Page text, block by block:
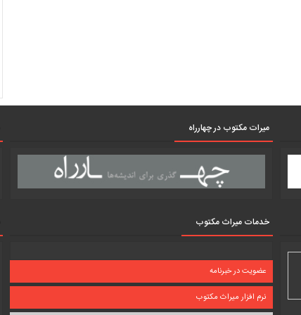
میرات مکتوب در چهارراه
خدمات میراث مکتوب
عضویت در خبرنامه
نرم افزار میراث مکتوب